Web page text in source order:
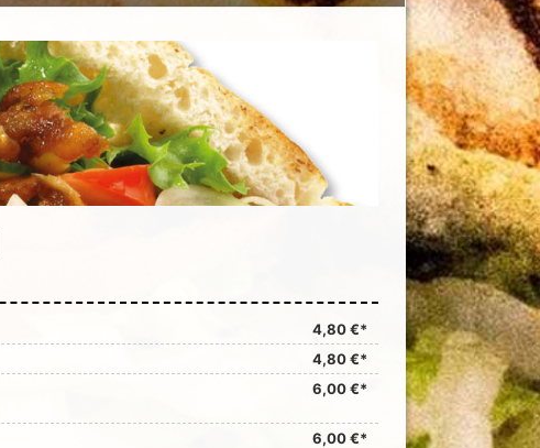
4,80 €*
4,80 €*
6,00 €*
6,00 €*